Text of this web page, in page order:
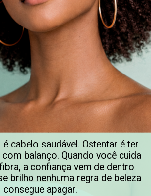
cabelo saudável. Ostentar é ter
balanço. Quando você cuida
a confiança vem de dentro
brilho nenhuma regra de beleza
consegue apagar.